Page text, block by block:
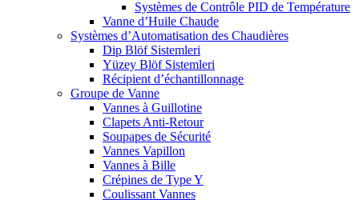
Systèmes de Contrôle PID de Température
Vanne d’Huile Chaude
Systèmes d’Automatisation des Chaudières
Dip Blöf Sistemleri
Yüzey Blöf Sistemleri
Récipient d’échantillonnage
Groupe de Vanne
Vannes à Guillotine
Clapets Anti-Retour
Soupapes de Sécurité
Vannes Vapillon
Vannes à Bille
Crépines de Type Y
Coulissant Vannes